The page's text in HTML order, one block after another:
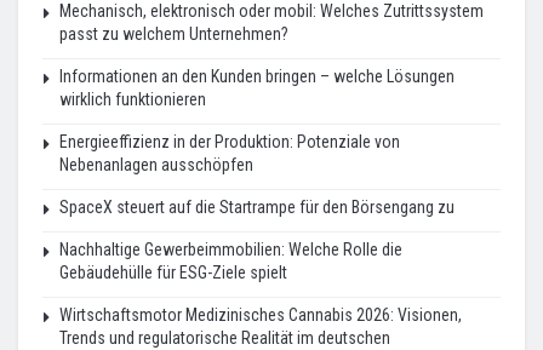
Mechanisch, elektronisch oder mobil: Welches Zutrittssystem
passt zu welchem Unternehmen?
Informationen an den Kunden bringen – welche Lösungen
wirklich funktionieren
Energieeffizienz in der Produktion: Potenziale von
Nebenanlagen ausschöpfen
SpaceX steuert auf die Startrampe für den Börsengang zu
Nachhaltige Gewerbeimmobilien: Welche Rolle die
Gebäudehülle für ESG-Ziele spielt
Wirtschaftsmotor Medizinisches Cannabis 2026: Visionen,
Trends und regulatorische Realität im deutschen